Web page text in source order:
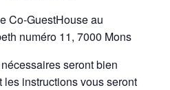
Co-GuestHouse au
numéro 11, 7000 Mons
seront bien
instructions vous seront